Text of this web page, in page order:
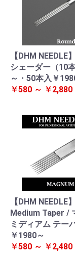
【DHM NEEDLE
シェーダー（10
～・50本入￥
￥580 ～ ￥2,880
【DHM NEEDLE
Medium Taper /
ミディアム テー
￥1980～
￥580 ～ ￥2,480